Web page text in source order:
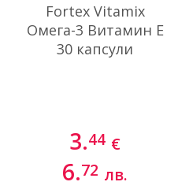
Fortex Vitamix
Омега-3 Витамин Е
30 капсули
3.44 €
6.72 лв.